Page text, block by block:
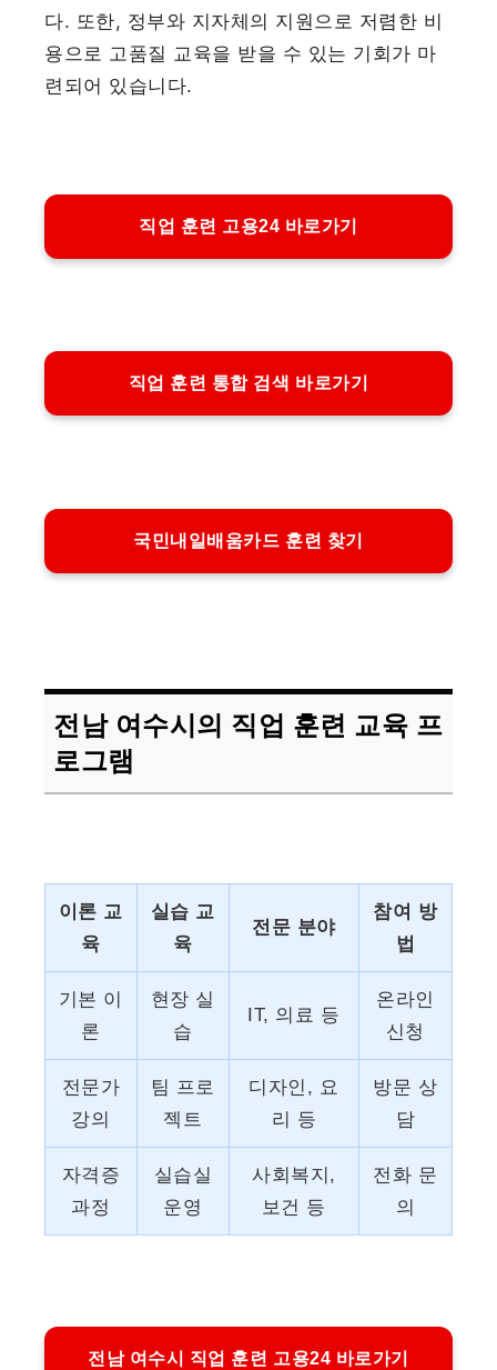
다. 또한, 정부와 지자체의 지원으로 저렴한 비
용으로 고품질 교육을 받을 수 있는 기회가 마
련되어 있습니다.
직업 훈련 고용24 바로가기
직업 훈련 통합 검색 바로가기
국민내일배움카드 훈련 찾기
전남 여수시의 직업 훈련 교육 프
로그램
이론 교
육
실습 교
육
전문 분야
참여 방
법
기본 이
론
현장 실
습
IT, 의료 등
온라인
신청
전문가
강의
팀 프로
젝트
디자인, 요
리 등
방문 상
담
자격증
과정
실습실
운영
사회복지,
보건 등
전화 문
의
전남 여수시 직업 훈련 고용24 바로가기